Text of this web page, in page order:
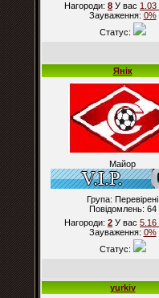
Нагороди: 8 У вас 1.03
Зауваження: 0%
Статус:
Янік
Майор
Група: Перевірені
Повідомлень: 64
Нагороди: 2 У вас 5.16
Зауваження: 0%
Статус:
yurkiv